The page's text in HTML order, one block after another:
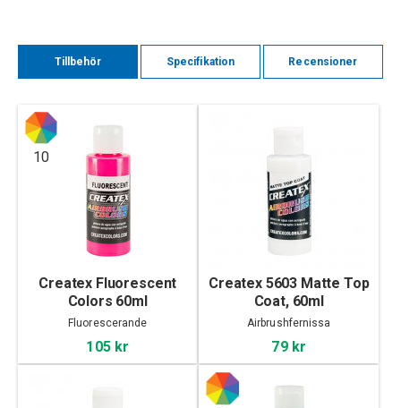
Tillbehör Specifikation Recensioner
10
Createx Fluorescent
Colors 60ml
Fluorescerande
105 kr
Createx 5603 Matte Top
Coat, 60ml
Airbrushfernissa
79 kr